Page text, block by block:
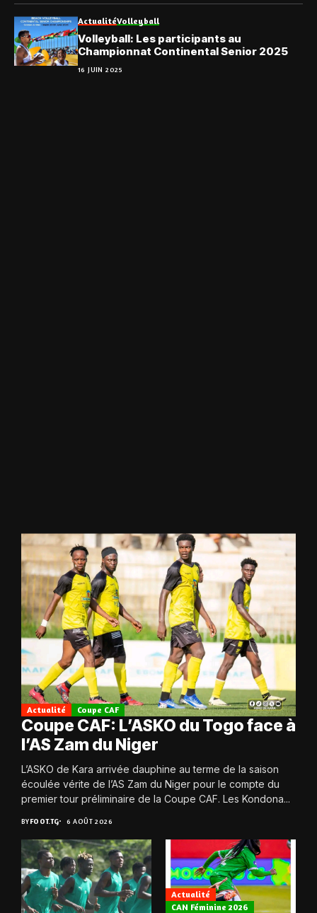
ActualitéVolleyball
Volleyball: Les participants au
Championnat Continental Senior 2025
16 JUIN 2025
Actualité Coupe CAF
Coupe CAF: L’ASKO du Togo face à
l’AS Zam du Niger
L’ASKO de Kara arrivée dauphine au terme de la saison
écoulée vérite de l’AS Zam du Niger pour le compte du
premier tour préliminaire de la Coupe CAF. Les Kondona...
BYFOOT.TG 6 AOÛT 2026
Actualité
CAN Féminine 2026